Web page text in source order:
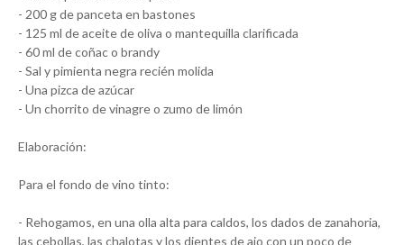
- 200 g de panceta en bastones
- 125 ml de aceite de oliva o mantequilla clarificada
- 60 ml de coñac o brandy
- Sal y pimienta negra recién molida
- Una pizca de azúcar
- Un chorrito de vinagre o zumo de limón
Elaboración:
Para el fondo de vino tinto:
- Rehogamos, en una olla alta para caldos, los dados de zanahoria,
las cebollas, las chalotas y los dientes de ajo con un poco de